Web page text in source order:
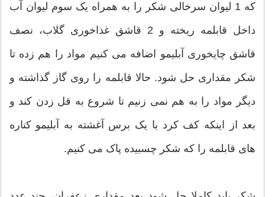
که 1 لیوان سرخالی شکر را به همراه یک سوم لیوان آب
داخل قابلمه ریخته و 2 قاشق غذاخوری گلاب، نصف
قاشق چایخوری آبلیمو اضافه می کنیم مواد را هم زده تا
شکر مقداری حل شود. حالا قابلمه را روی گاز گذاشته و
دیگر مواد را به هم نمی زنیم تا شروع به قل زدن کند و
بعد از اینکه کف کرد با یک برس آغشته به آبلیمو کناره
های قابلمه را که شکر چسبیده پاک می کنیم.